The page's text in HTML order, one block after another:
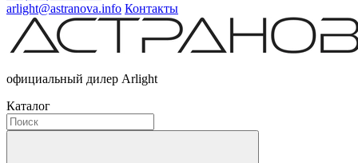
arlight@astranova.info Контакты
официальный дилер Arlight
Каталог